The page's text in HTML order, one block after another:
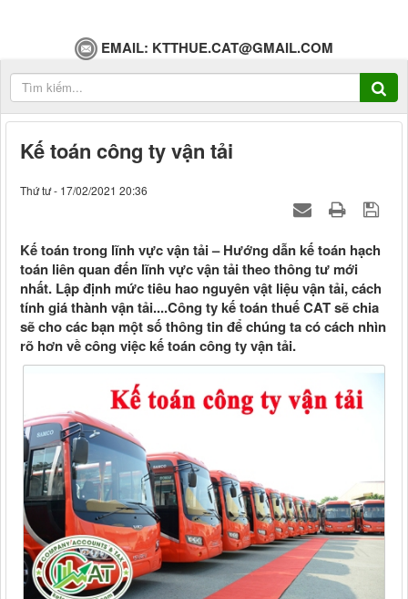
EMAIL: KTTHUE.CAT@GMAIL.COM
Kế toán công ty vận tải
Thứ tư - 17/02/2021 20:36
Kế toán trong lĩnh vực vận tải – Hướng dẫn kế toán hạch
toán liên quan đến lĩnh vực vận tải theo thông tư mới
nhất. Lập định mức tiêu hao nguyên vật liệu vận tải, cách
tính giá thành vận tải....Công ty kế toán thuế CAT sẽ chia
sẽ cho các bạn một số thông tin để chúng ta có cách nhìn
rõ hơn về công việc kế toán công ty vận tải.